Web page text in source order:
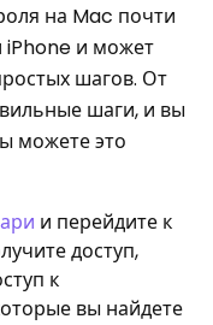
на Mac почти
iPhone и может
шагов. От
шаги, и вы
можете это
и перейдите к
доступ,
к
вы найдете